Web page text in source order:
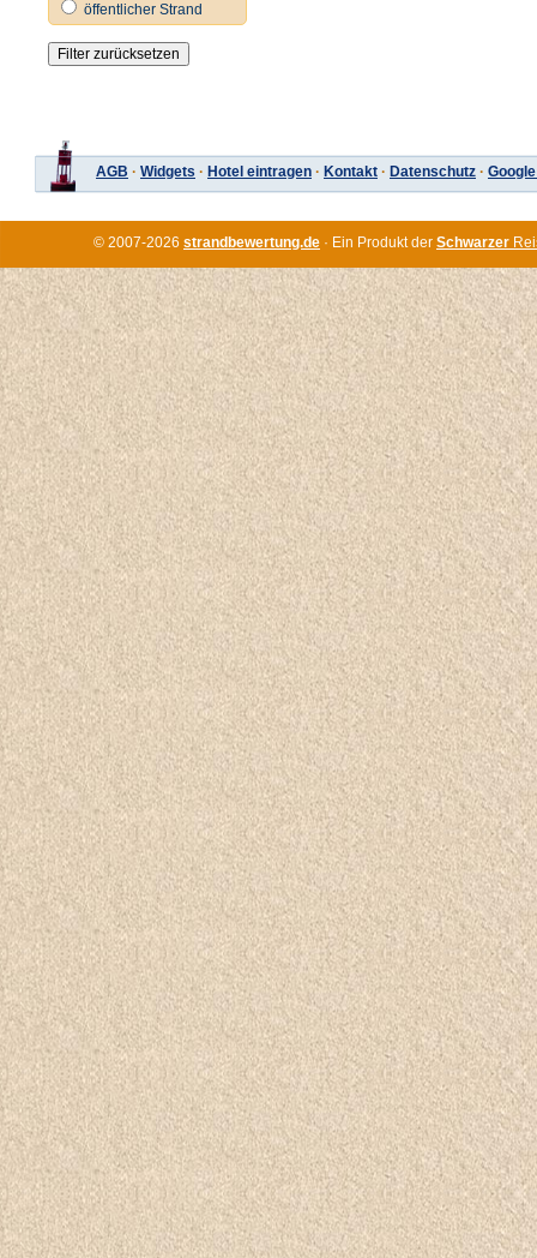
öffentlicher Strand
AGB · Widgets · Hotel eintragen · Kontakt · Datenschutz ·
© 2007-2026 strandbewertung.de · Ein Produkt der Schwarzer